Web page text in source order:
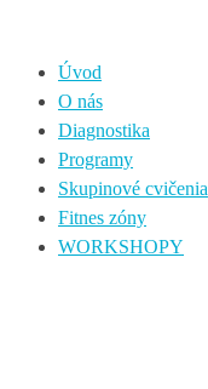
Úvod
O nás
Diagnostika
Programy
Skupinové cvičenia
Fitnes zóny
WORKSHOPY